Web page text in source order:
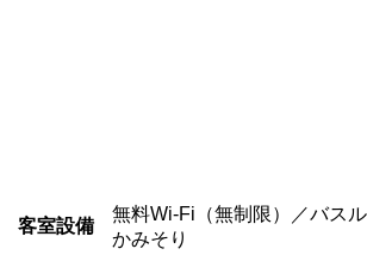
客室設備
無料Wi-Fi（無制限）／バス
かみそり